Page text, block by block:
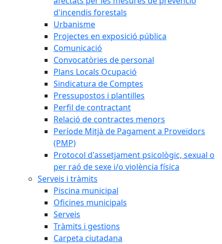
d'incendis forestals
Urbanisme
Projectes en exposició pública
Comunicació
Convocatòries de personal
Plans Locals Ocupació
Sindicatura de Comptes
Pressupostos i plantilles
Perfil de contractant
Relació de contractes menors
Període Mitjà de Pagament a Proveïdors
(PMP)
Protocol d'assetjament psicològic, sexual o
per raó de sexe i/o violència física
Serveis i tràmits
Piscina municipal
Oficines municipals
Serveis
Tràmits i gestions
Carpeta ciutadana